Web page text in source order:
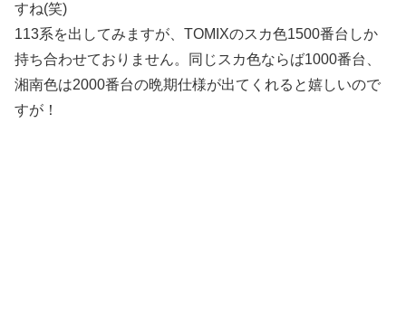
すね(笑)
113系を出してみますが、TOMIXのスカ色1500番台しか
持ち合わせておりません。同じスカ色ならば1000番台、
湘南色は2000番台の晩期仕様が出てくれると嬉しいので
すが！